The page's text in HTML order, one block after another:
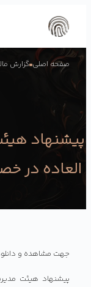
صفحه اصلی گزارش
پیشنهاد
العاده در
جهت مشاهده و
پیشنهاد هیئت